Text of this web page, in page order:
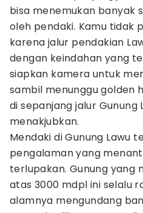
bisa menemukan banyak
oleh pendaki. Kamu tidak
karena jalur pendakian
dengan keindahan yang
siapkan kamera untuk
sambil menunggu golden
di sepanjang jalur Gunung
menakjubkan.
Mendaki di Gunung Lawu
pengalaman yang
terlupakan. Gunung yang
atas 3000 mdpl ini selalu
alamnya mengundang